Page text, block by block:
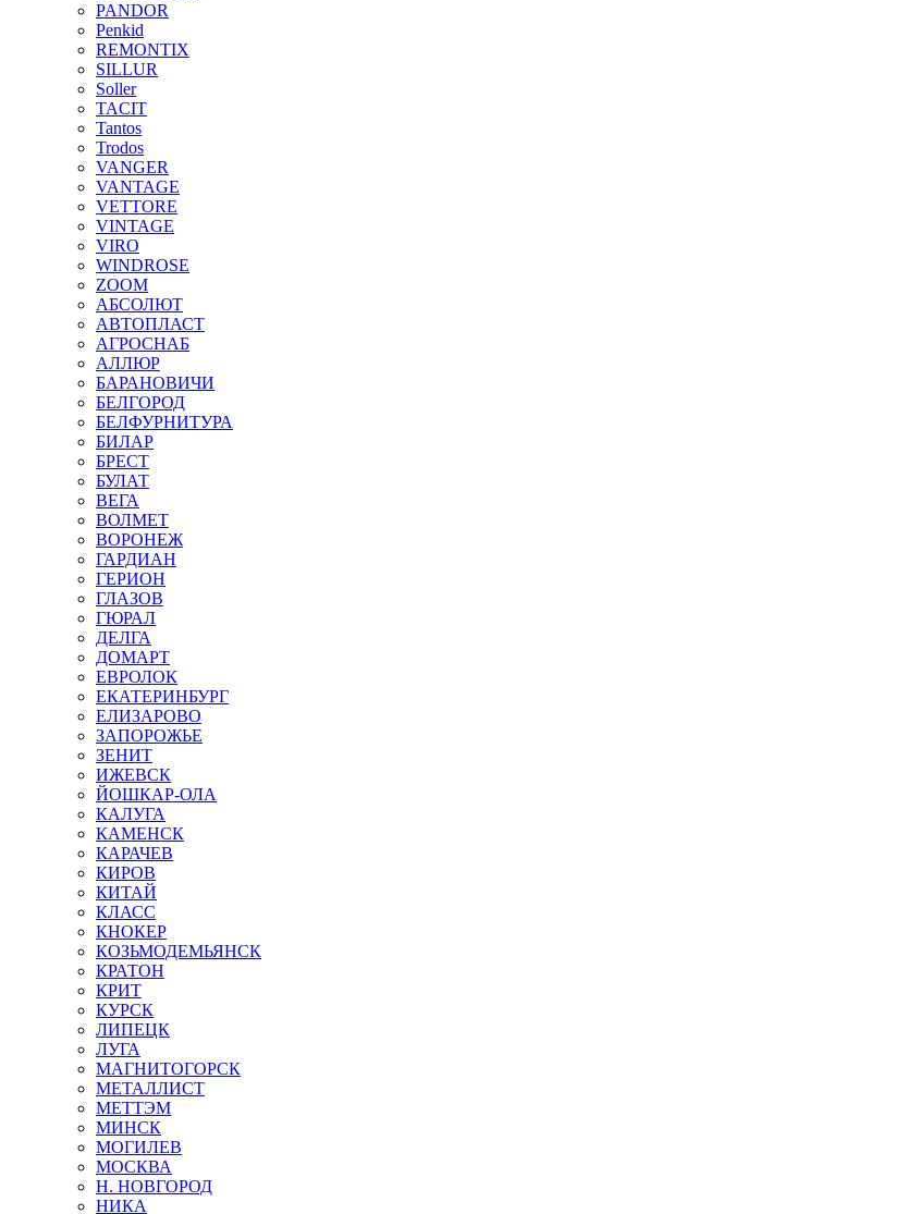
PANDOR
Penkid
REMONTIX
SILLUR
Soller
TACIT
Tantos
Trodos
VANGER
VANTAGE
VETTORE
VINTAGE
VIRO
WINDROSE
ZOOM
АБСОЛЮТ
АВТОПЛАСТ
АГРОСНАБ
АЛЛЮР
БАРАНОВИЧИ
БЕЛГОРОД
БЕЛФУРНИТУРА
БИЛАР
БРЕСТ
БУЛАТ
ВЕГА
ВОЛМЕТ
ВОРОНЕЖ
ГАРДИАН
ГЕРИОН
ГЛАЗОВ
ГЮРАЛ
ДЕЛГА
ДОМАРТ
ЕВРОЛОК
ЕКАТЕРИНБУРГ
ЕЛИЗАРОВО
ЗАПОРОЖЬЕ
ЗЕНИТ
ИЖЕВСК
ЙОШКАР-ОЛА
КАЛУГА
КАМЕНСК
КАРАЧЕВ
КИРОВ
КИТАЙ
КЛАСС
КНОКЕР
КОЗЬМОДЕМЬЯНСК
КРАТОН
КРИТ
КУРСК
ЛИПЕЦК
ЛУГА
МАГНИТОГОРСК
МЕТАЛЛИСТ
МЕТТЭМ
МИНСК
МОГИЛЕВ
МОСКВА
Н. НОВГОРОД
НИКА